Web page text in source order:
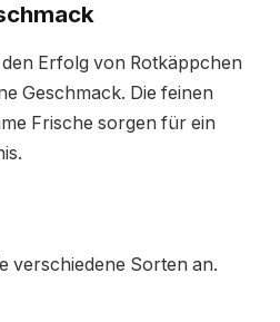
Erfolg von Rotkäppchen
Geschmack. Die feinen
Frische sorgen für ein
verschiedene Sorten an.